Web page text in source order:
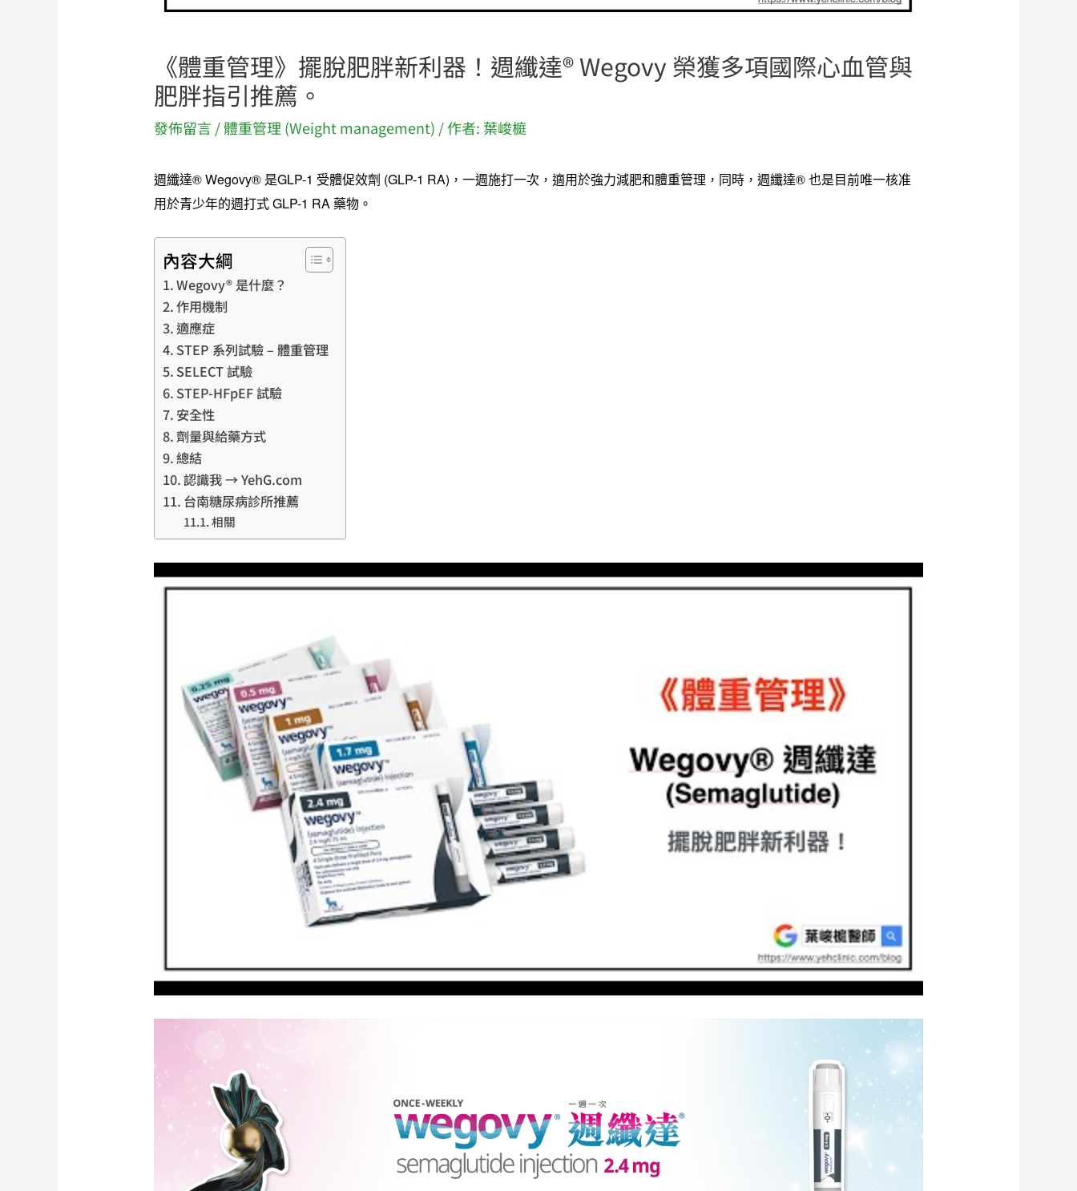
《體重管理》擺脫肥胖新利器！週纖達® Wegovy 榮獲多項國際心血管與
肥胖指引推薦。
發佈留言 /體重管理 (Weight management) / 作者: 葉峻榳
週纖達® Wegovy® 是GLP-1 受體促效劑 (GLP-1 RA)，一週施打一次，適用於強力減肥和體重管理，同時，週纖達® 也是目前唯一核准
用於青少年的週打式 GLP-1 RA 藥物。
內容大綱
Wegovy® 是什麼？
作用機制
適應症
STEP 系列試驗 – 體重管理
SELECT 試驗
STEP-HFpEF 試驗
安全性
劑量與給藥方式
總結
認識我 → YehG.com
台南糖尿病診所推薦
相關